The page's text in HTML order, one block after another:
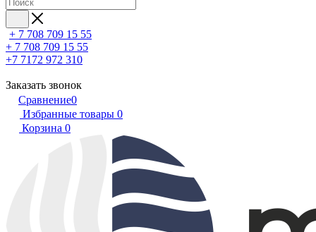
+ 7 708 709 15 55
+ 7 708 709 15 55
+7 7172 972 310
Заказать звонок
Сравнение0
Избранные товары 0
Корзина 0